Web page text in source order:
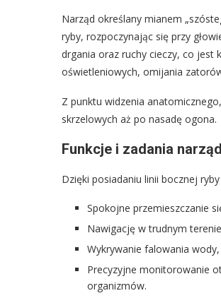
Narząd określany mianem
ryby, rozpoczynając się przy
drgania oraz ruchy cieczy, co jest
oświetleniowych, omijania
Z punktu widzenia
skrzelowych aż po nasadę ogona.
Funkcje i zadania
Dzięki posiadaniu linii bocznej
Spokojne przemieszczanie
Nawigację w trudnym
Wykrywanie falowania
Precyzyjne monitorowanie
organizmów.